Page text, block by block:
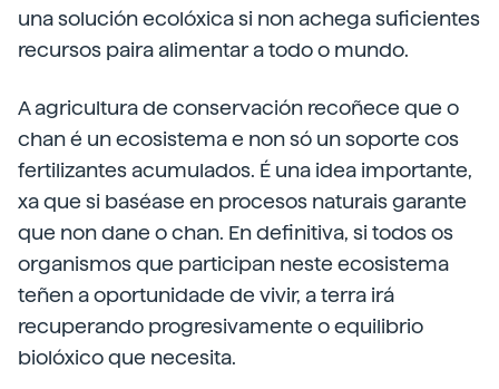
una solución ecolóxica si non achega suficientes
recursos paira alimentar a todo o mundo.
A agricultura de conservación recoñece que o
chan é un ecosistema e non só un soporte cos
fertilizantes acumulados. É una idea importante,
xa que si baséase en procesos naturais garante
que non dane o chan. En definitiva, si todos os
organismos que participan neste ecosistema
teñen a oportunidade de vivir, a terra irá
recuperando progresivamente o equilibrio
biolóxico que necesita.